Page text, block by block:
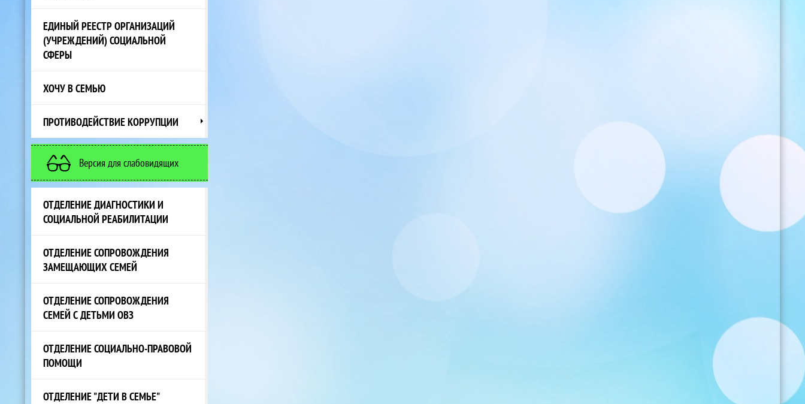
ЕДИНЫЙ РЕЕСТР ОРГАНИЗАЦИЙ
(УЧРЕЖДЕНИЙ) СОЦИАЛЬНОЙ
СФЕРЫ
ХОЧУ В СЕМЬЮ
ПРОТИВОДЕЙСТВИЕ КОРРУПЦИИ
Версия для слабовидящих
ОТДЕЛЕНИЕ ДИАГНОСТИКИ И
СОЦИАЛЬНОЙ РЕАБИЛИТАЦИИ
ОТДЕЛЕНИЕ СОПРОВОЖДЕНИЯ
ЗАМЕЩАЮЩИХ СЕМЕЙ
ОТДЕЛЕНИЕ СОПРОВОЖДЕНИЯ
СЕМЕЙ С ДЕТЬМИ ОВЗ
ОТДЕЛЕНИЕ СОЦИАЛЬНО-ПРАВОВОЙ
ПОМОЩИ
ОТДЕЛЕНИЕ "ДЕТИ В СЕМЬЕ"